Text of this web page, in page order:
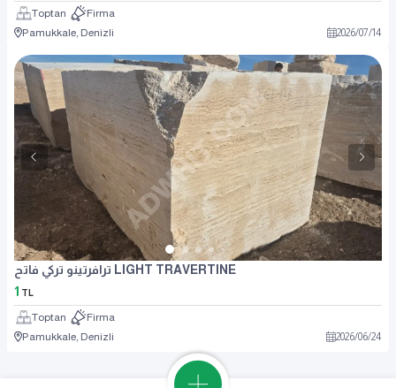
Toptan
Firma
Pamukkale, Denizli
2026/07/14
ترافرتينو تركي فاتح LIGHT TRAVERTINE
1 TL
Toptan
Firma
Pamukkale, Denizli
2026/06/24